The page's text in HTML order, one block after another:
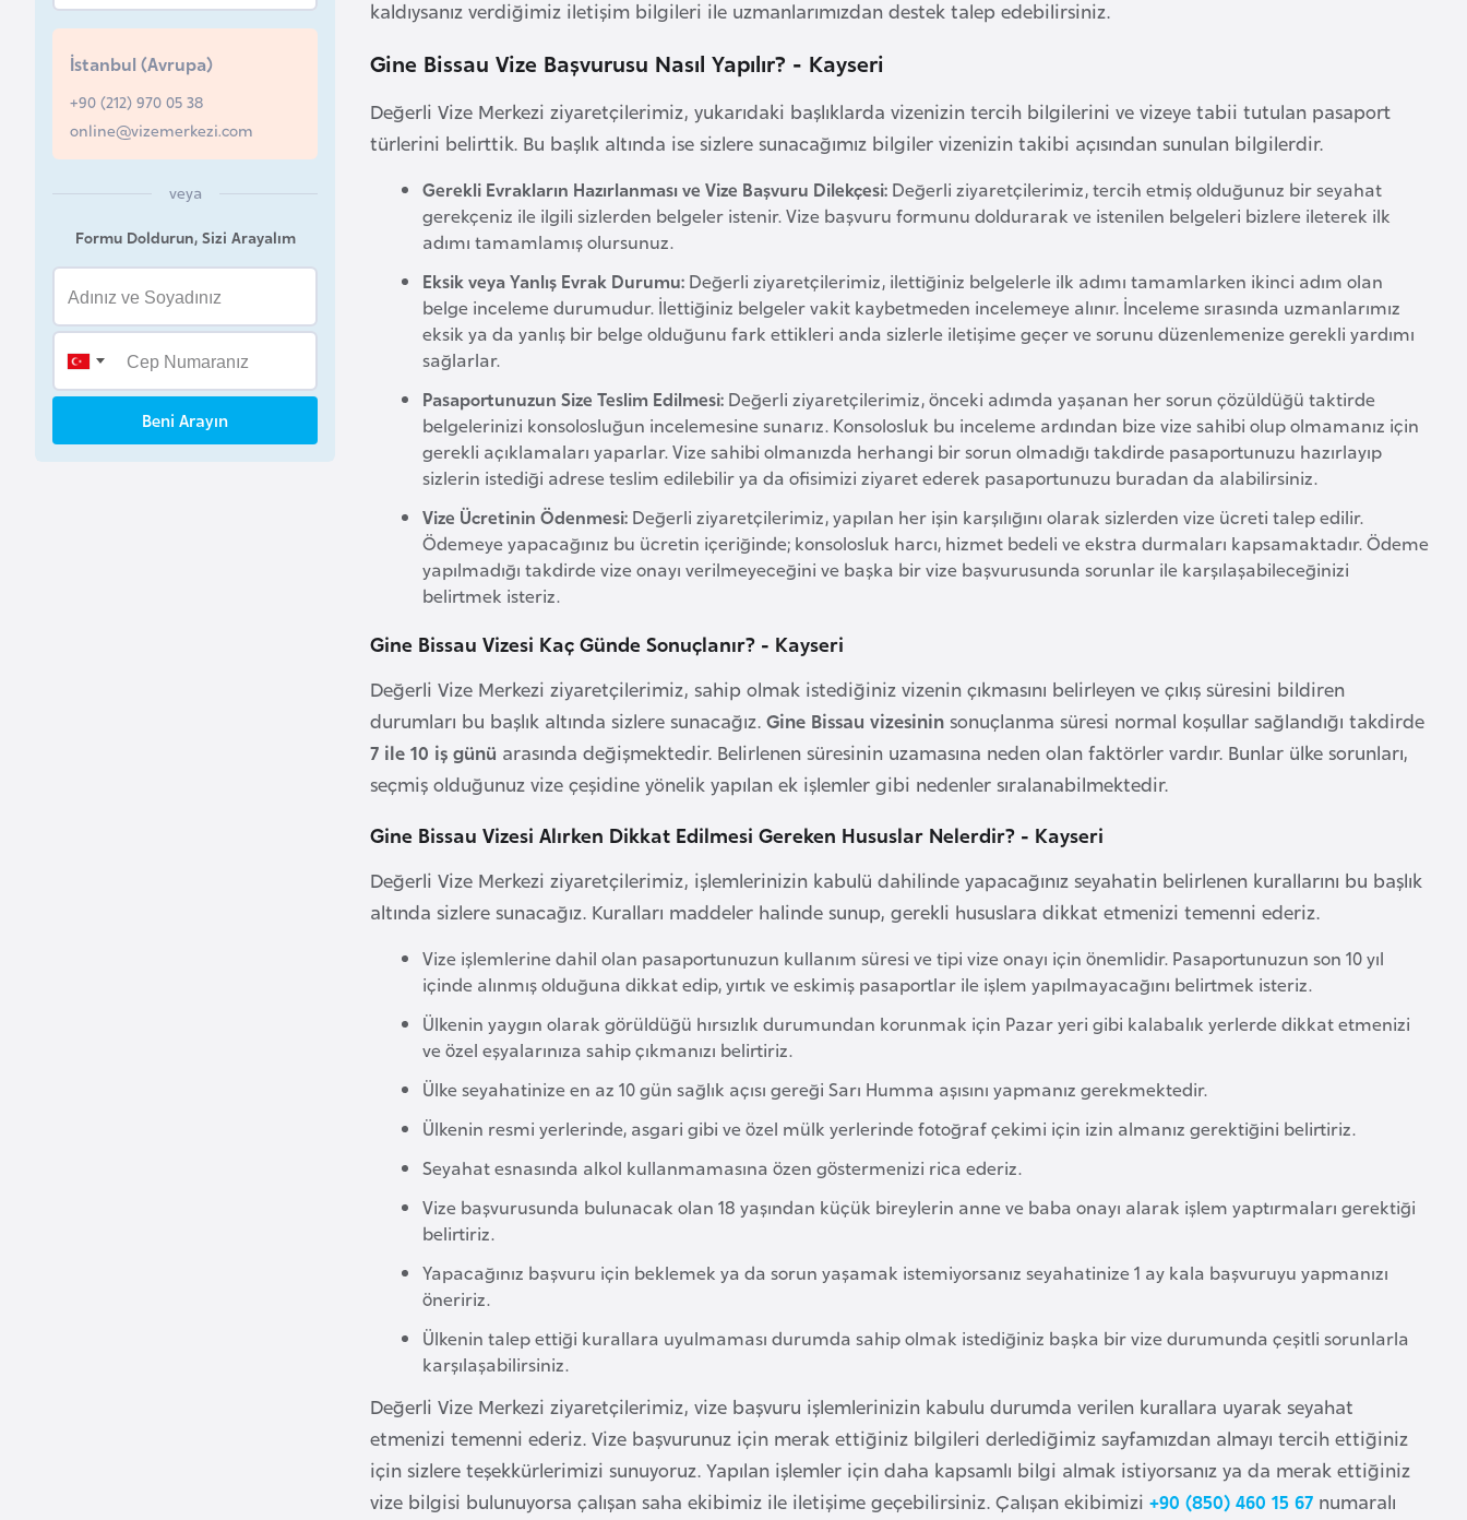
kaldıysanız verdiğimiz iletişim bilgileri ile uzmanlarımızdan destek talep edebilirsiniz.
Gine Bissau Vize Başvurusu Nasıl Yapılır? - Kayseri
Değerli Vize Merkezi ziyaretçilerimiz, yukarıdaki başlıklarda vizenizin tercih bilgilerini ve vizeye tabii tutulan pasaport
türlerini belirttik. Bu başlık altında ise sizlere sunacağımız bilgiler vizenizin takibi açısından sunulan bilgilerdir.
Gerekli Evrakların Hazırlanması ve Vize Başvuru Dilekçesi: Değerli ziyaretçilerimiz, tercih etmiş olduğunuz bir seyahat
gerekçeniz ile ilgili sizlerden belgeler istenir. Vize başvuru formunu doldurarak ve istenilen belgeleri bizlere ileterek ilk
adımı tamamlamış olursunuz.
Eksik veya Yanlış Evrak Durumu: Değerli ziyaretçilerimiz, ilettiğiniz belgelerle ilk adımı tamamlarken ikinci adım olan
belge inceleme durumudur. İlettiğiniz belgeler vakit kaybetmeden incelemeye alınır. İnceleme sırasında uzmanlarımız
eksik ya da yanlış bir belge olduğunu fark ettikleri anda sizlerle iletişime geçer ve sorunu düzenlemenize gerekli yardımı
sağlarlar.
Pasaportunuzun Size Teslim Edilmesi: Değerli ziyaretçilerimiz, önceki adımda yaşanan her sorun çözüldüğü taktirde
belgelerinizi konsolosluğun incelemesine sunarız. Konsolosluk bu inceleme ardından bize vize sahibi olup olmamanız için
gerekli açıklamaları yaparlar. Vize sahibi olmanızda herhangi bir sorun olmadığı takdirde pasaportunuzu hazırlayıp
sizlerin istediği adrese teslim edilebilir ya da ofisimizi ziyaret ederek pasaportunuzu buradan da alabilirsiniz.
Vize Ücretinin Ödenmesi: Değerli ziyaretçilerimiz, yapılan her işin karşılığını olarak sizlerden vize ücreti talep edilir.
Ödemeye yapacağınız bu ücretin içeriğinde; konsolosluk harcı, hizmet bedeli ve ekstra durmaları kapsamaktadır. Ödeme
yapılmadığı takdirde vize onayı verilmeyeceğini ve başka bir vize başvurusunda sorunlar ile karşılaşabileceğinizi
belirtmek isteriz.
Gine Bissau Vizesi Kaç Günde Sonuçlanır? - Kayseri
Değerli Vize Merkezi ziyaretçilerimiz, sahip olmak istediğiniz vizenin çıkmasını belirleyen ve çıkış süresini bildiren
durumları bu başlık altında sizlere sunacağız. Gine Bissau vizesinin sonuçlanma süresi normal koşullar sağlandığı takdirde
7 ile 10 iş günü arasında değişmektedir. Belirlenen süresinin uzamasına neden olan faktörler vardır. Bunlar ülke sorunları,
seçmiş olduğunuz vize çeşidine yönelik yapılan ek işlemler gibi nedenler sıralanabilmektedir.
Gine Bissau Vizesi Alırken Dikkat Edilmesi Gereken Hususlar Nelerdir? - Kayseri
Değerli Vize Merkezi ziyaretçilerimiz, işlemlerinizin kabulü dahilinde yapacağınız seyahatin belirlenen kurallarını bu başlık
altında sizlere sunacağız. Kuralları maddeler halinde sunup, gerekli hususlara dikkat etmenizi temenni ederiz.
Vize işlemlerine dahil olan pasaportunuzun kullanım süresi ve tipi vize onayı için önemlidir. Pasaportunuzun son 10 yıl
içinde alınmış olduğuna dikkat edip, yırtık ve eskimiş pasaportlar ile işlem yapılmayacağını belirtmek isteriz.
Ülkenin yaygın olarak görüldüğü hırsızlık durumundan korunmak için Pazar yeri gibi kalabalık yerlerde dikkat etmenizi
ve özel eşyalarınıza sahip çıkmanızı belirtiriz.
Ülke seyahatinize en az 10 gün sağlık açısı gereği Sarı Humma aşısını yapmanız gerekmektedir.
Ülkenin resmi yerlerinde, asgari gibi ve özel mülk yerlerinde fotoğraf çekimi için izin almanız gerektiğini belirtiriz.
Seyahat esnasında alkol kullanmamasına özen göstermenizi rica ederiz.
Vize başvurusunda bulunacak olan 18 yaşından küçük bireylerin anne ve baba onayı alarak işlem yaptırmaları gerektiği
belirtiriz.
Yapacağınız başvuru için beklemek ya da sorun yaşamak istemiyorsanız seyahatinize 1 ay kala başvuruyu yapmanızı
öneririz.
Ülkenin talep ettiği kurallara uyulmaması durumda sahip olmak istediğiniz başka bir vize durumunda çeşitli sorunlarla
karşılaşabilirsiniz.
Değerli Vize Merkezi ziyaretçilerimiz, vize başvuru işlemlerinizin kabulu durumda verilen kurallara uyarak seyahat
etmenizi temenni ederiz. Vize başvurunuz için merak ettiğiniz bilgileri derlediğimiz sayfamızdan almayı tercih ettiğiniz
için sizlere teşekkürlerimizi sunuyoruz. Yapılan işlemler için daha kapsamlı bilgi almak istiyorsanız ya da merak ettiğiniz
vize bilgisi bulunuyorsa çalışan saha ekibimiz ile iletişime geçebilirsiniz. Çalışan ekibimizi +90 (850) 460 15 67 numaralı
İstanbul (Avrupa)
+90 (212) 970 05 38
online@vizemerkezi.com
veya
Formu Doldurun, Sizi Arayalım
Beni Arayın
ş
e
l
r
u
B